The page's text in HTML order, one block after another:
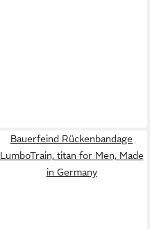
Bauerfeind Rückenbandage
LumboTrain, titan for Men, Made
in Germany